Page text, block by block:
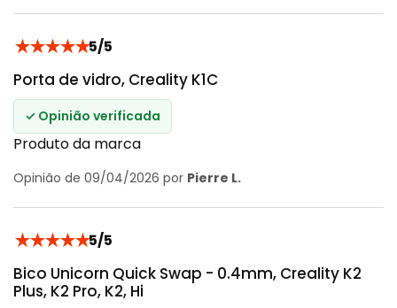
★★★★★5/5
Porta de vidro, Creality K1C
✓ Opinião verificada
Produto da marca
Opinião de 09/04/2026 por Pierre L.
★★★★★5/5
Bico Unicorn Quick Swap - 0.4mm, Creality K2
Plus, K2 Pro, K2, Hi